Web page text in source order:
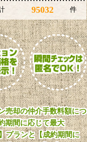
95032 件
売却の仲介手数料額につ
期間に応じて最大
プランと【成約期間に